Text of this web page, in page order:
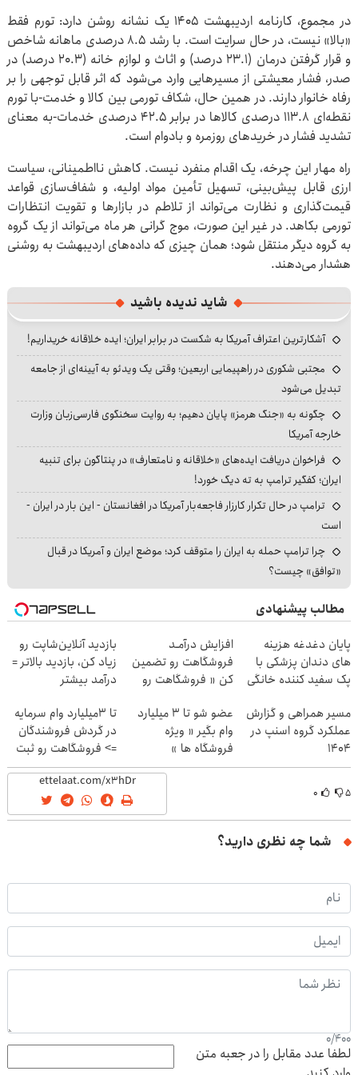
در مجموع، کارنامه اردیبهشت ۱۴۰۵ یک نشانه روشن دارد: تورم فقط
«بالا» نیست، در حال سرایت است. با رشد ۸.۵ درصدی ماهانه شاخص
و قرار گرفتن درمان (۲۳.۱ درصد) و اثاث و لوازم خانه (۲۰.۳ درصد) در
صدر، فشار معیشتی از مسیرهایی وارد می‌شود که اثر قابل توجهی را بر
رفاه خانوار دارند. در همین حال، شکاف تورمی بین کالا و خدمت-با تورم
نقطه‌ای ۱۱۳.۸ درصدی کالاها در برابر ۴۲.۵ درصدی خدمات-به معنای
تشدید فشار در خریدهای روزمره و بادوام است.
راه مهار این چرخه، یک اقدام منفرد نیست. کاهش نااطمینانی، سیاست
ارزی قابل پیش‌بینی، تسهیل تأمین مواد اولیه، و شفاف‌سازی قواعد
قیمت‌گذاری و نظارت می‌تواند از تلاطم در بازارها و تقویت انتظارات
تورمی بکاهد. در غیر این صورت، موج گرانی هر ماه می‌تواند از یک گروه
به گروه دیگر منتقل شود؛ همان چیزی که داده‌های اردیبهشت به روشنی
هشدار می‌دهند.
شاید ندیده باشید
آشکارترین اعتراف آمریکا به شکست در برابر ایران؛ ایده خلاقانه خریداریم!
مجتبی شکوری در راهپیمایی اربعین؛ وقتی یک ویدئو به آیینه‌ای از جامعه
تبدیل می‌شود
چگونه به «جنگ هرمز» پایان دهیم؛ به روایت سخنگوی فارسی‌زبان وزارت
خارجه آمریکا
فراخوان دریافت ایده‌های «خلاقانه و نامتعارف» در پنتاگون برای تنبیه
ایران؛ کفگیر ترامپ به ته دیگ خورد!
ترامپ در حال تکرار کارزار فاجعه‌بار آمریکا در افغانستان - این بار در ایران -
است
چرا ترامپ حمله به ایران را متوقف کرد؛ موضع ایران و آمریکا در قبال
«توافق» چیست؟
مطالب پیشنهادی
پایان دغدغه هزینه
های دندان پزشکی با
پک سفید کننده خانگی
افزایش درآمـد
فروشگاهت رو تضمین
کن « فروشگاهت رو
بازدید آنلاین‌شاپت رو
زیاد کن، بازدید بالاتر =
درآمد بیشتر
مسیر همراهی و گزارش
عملکرد گروه اسنپ در
۱۴۰۴
عضو شو تا 3 میلیارد
وام بگیر « ویژه
فروشگاه ها »
تا 3میلیارد وام سرمایه
در گردش فروشندگان
=> فروشگاهت رو ثبت
کن
۵ ۰
شما چه نظری دارید؟
0/400
لطفا عدد مقابل را در جعبه متن